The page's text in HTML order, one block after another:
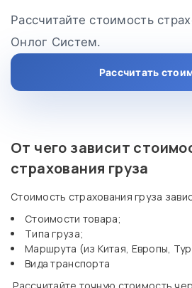
Рассчитайте стоимость
Онлог Систем.
Рассчитать
От чего зависит
страхования груза
Стоимость страхования груза
Стоимости товара;
Типа груза;
Маршрута (из Китая, Европы,
Вида транспорта